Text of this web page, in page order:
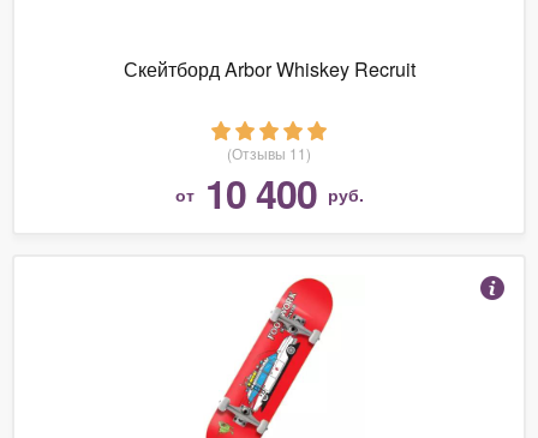
Скейтборд Arbor Whiskey Recruit
(Отзывы 11)
от 10 400 руб.